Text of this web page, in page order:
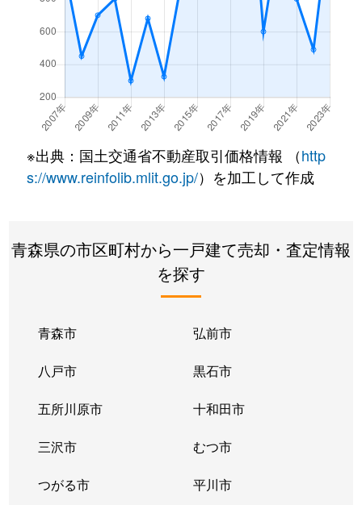
※出典：国土交通省不動産取引価格情報 （http
s://www.reinfolib.mlit.go.jp/）を加工して作成
青森県の市区町村から一戸建て売却・査定情報
を探す
青森市 弘前市
八戸市 黒石市
五所川原市 十和田市
三沢市 むつ市
つがる市 平川市